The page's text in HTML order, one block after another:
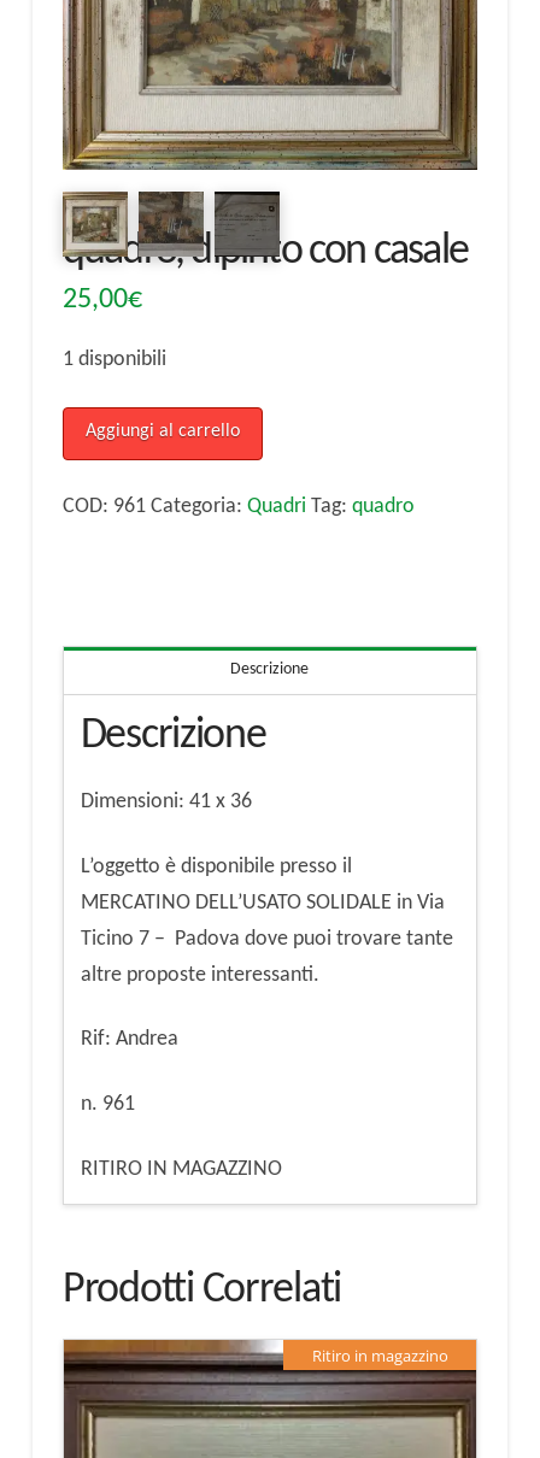
quadro, dipinto con casale
25,00€
1 disponibili
quadro,
dipinto
con
Aggiungi al carrello
COD: 961 Categoria: Quadri Tag: quadro
Descrizione
Descrizione
Dimensioni: 41 x 36
L’oggetto è disponibile presso il
MERCATINO DELL’USATO SOLIDALE in Via
Ticino 7 – Padova dove puoi trovare tante
altre proposte interessanti.
Rif: Andrea
n. 961
RITIRO IN MAGAZZINO
Prodotti Correlati
Ritiro in magazzino